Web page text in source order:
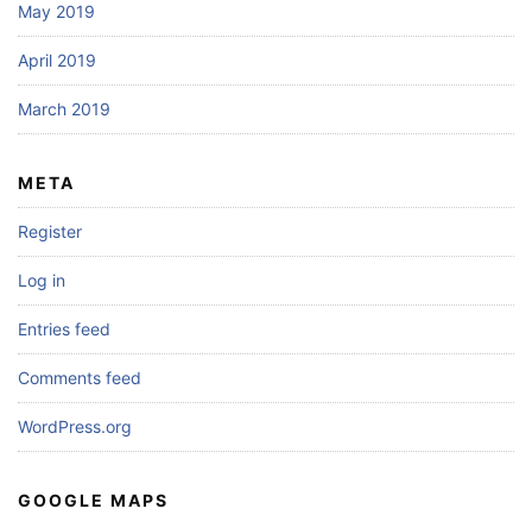
May 2019
April 2019
March 2019
META
Register
Log in
Entries feed
Comments feed
WordPress.org
GOOGLE MAPS